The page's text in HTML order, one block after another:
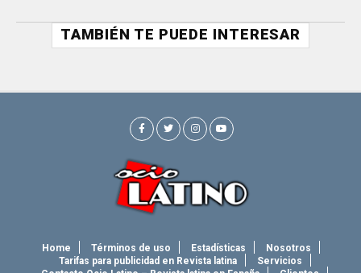
TAMBIÉN TE PUEDE INTERESAR
Home Términos de uso Estadísticas
Nosotros
Tarifas para publicidad en Revista latina
Servicios